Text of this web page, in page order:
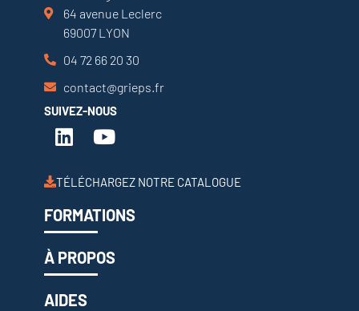
64 avenue Leclerc
69007 LYON
04 72 66 20 30
contact@grieps.fr
SUIVEZ-NOUS
TÉLÉCHARGEZ NOTRE CATALOGUE
FORMATIONS
À PROPOS
AIDES